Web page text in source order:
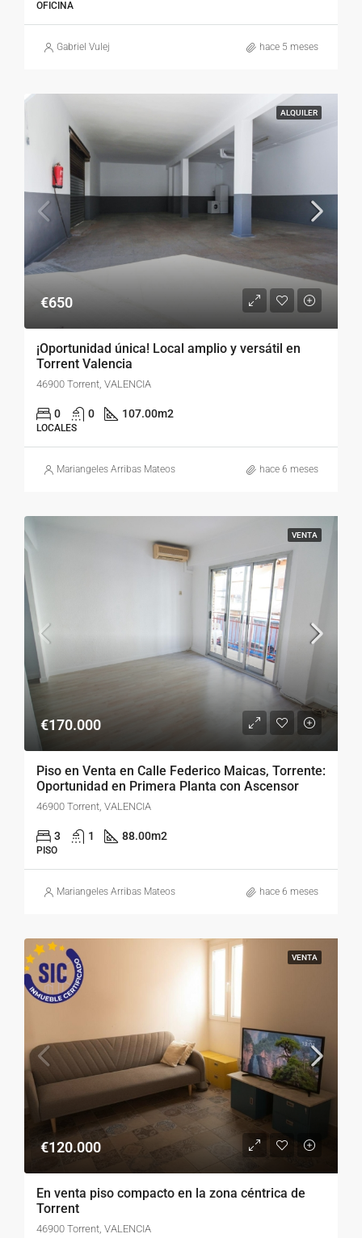
OFICINA
Gabriel Vulej hace 5 meses
ALQUILER
€650
¡Oportunidad única! Local amplio y versátil en
Torrent Valencia
46900 Torrent, VALENCIA
0 0 107.00m2
LOCALES
Mariangeles Arribas Mateos hace 6 meses
VENTA
€170.000
Piso en Venta en Calle Federico Maicas, Torrente:
Oportunidad en Primera Planta con Ascensor
46900 Torrent, VALENCIA
3 1 88.00m2
PISO
Mariangeles Arribas Mateos hace 6 meses
VENTA
€120.000
En venta piso compacto en la zona céntrica de
Torrent
46900 Torrent, VALENCIA